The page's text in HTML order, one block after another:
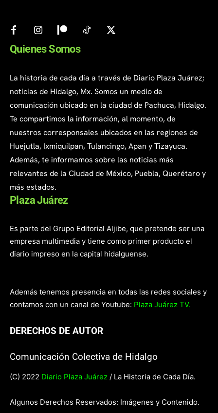
Quienes Somos
La historia de cada día a través de Diario Plaza Juárez;
noticias de Hidalgo, Mx. Somos un medio de
comunicación ubicado en la ciudad de Pachuca, Hidalgo.
Te compartimos la información, al momento, de
nuestros corresponsales ubicados en las regiones de
Huejutla, Ixmiquilpan, Tulancingo, Apan y Tizayuca.
Además, te informamos sobre las noticias más
relevantes de la Ciudad de México, Puebla, Querétaro y
más estados.
Plaza Juárez
Es parte del Grupo Editorial Aljibe, que pretende ser una
empresa multimedia y tiene como primer producto el
diario impreso en la capital hidalguense.
Además tenemos presencia en todas las redes sociales y
contamos con un canal de Youtube: Plaza Juárez TV.
DERECHOS DE AUTOR
Comunicación Colectiva de Hidalgo
(C) 2022 Diario Plaza Juárez / La Historia de Cada Día.
Algunos Derechos Reservados: Imágenes y Contenido.